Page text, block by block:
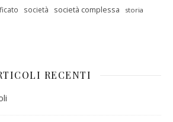
società società complessa storia
RECENTI